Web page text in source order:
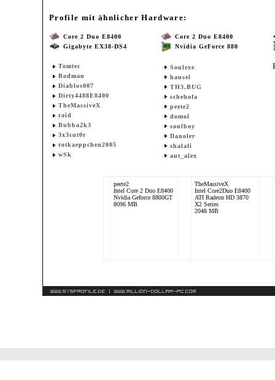
Profile mit ähnlicher Hardware:
Core 2 Duo E8400
Gigabyte EX38-DS4
Tomtec
Rodman
Diablos007
Dirty4488E8400
TheMassiveX
raid
Bubba2k3
3x3cut0r
rotkaeppchen2005
wSk
Core 2 Duo E8400
Nvidia GeForce 880
Soulexe
hausel
TH3.BUG
schehofa
peete2
domol
soulboy
Danoler
shalafi
aut_alex
peete2
Intel Core 2 Duo E8400
Nvidia Geforce 8800GT
8096 MB
TheMassiveX
Intel Core2Duo E8400
ATI Radeon HD 3870
X2 Series
2048 MB
Q9550
nVidia GeForce GTX
QX96500
ATI Radeon 5770